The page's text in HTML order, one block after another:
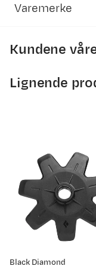
Varemerke
Kundene
Lignende
Black Diamond